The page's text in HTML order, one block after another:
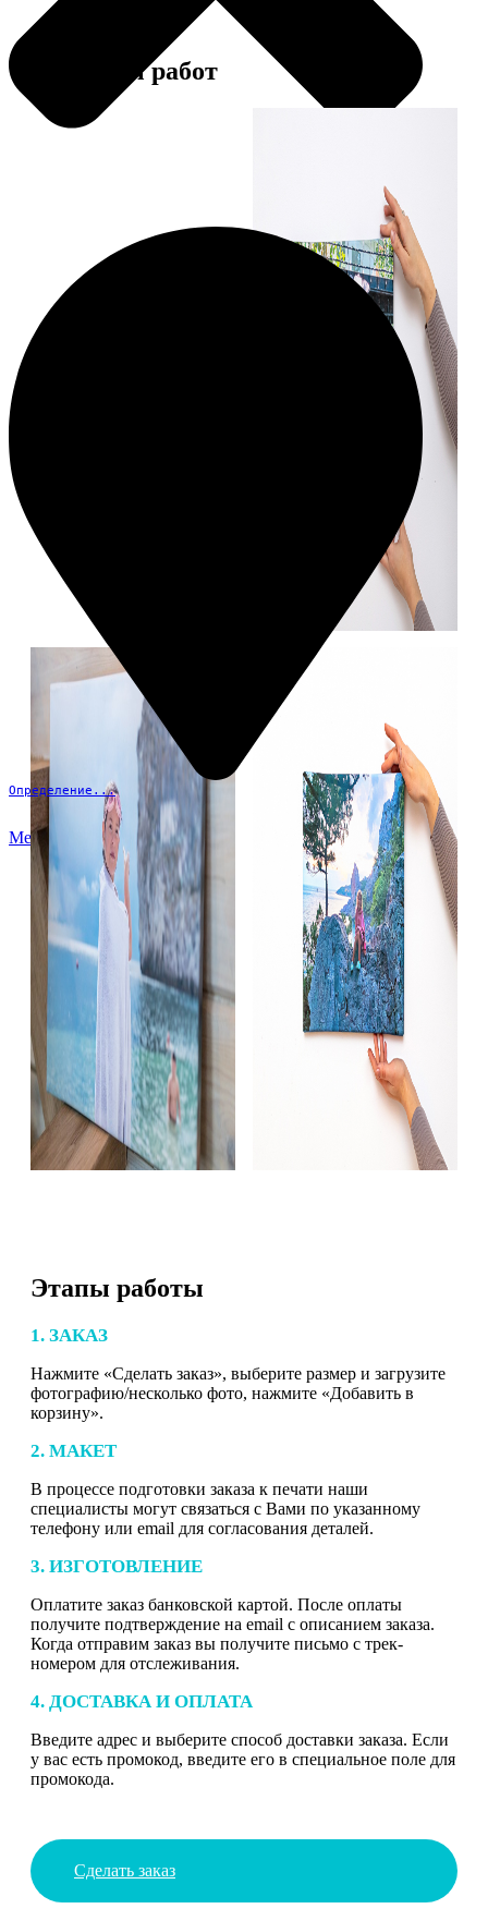
Определение...
Меню
Примеры работ
Этапы работы
1. ЗАКАЗ
Нажмите «Сделать заказ», выберите размер и загрузите
фотографию/несколько фото, нажмите «Добавить в
корзину».
2. МАКЕТ
В процессе подготовки заказа к печати наши
специалисты могут связаться с Вами по указанному
телефону или email для согласования деталей.
3. ИЗГОТОВЛЕНИЕ
Оплатите заказ банковской картой. После оплаты
получите подтверждение на email с описанием заказа.
Когда отправим заказ вы получите письмо с трек-
номером для отслеживания.
4. ДОСТАВКА И ОПЛАТА
Введите адрес и выберите способ доставки заказа. Если
у вас есть промокод, введите его в специальное поле для
промокода.
Сделать заказ